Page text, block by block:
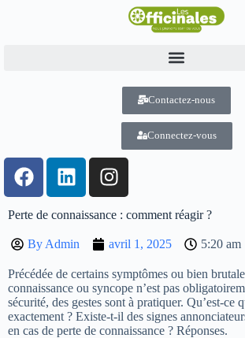
Contactez-nous
Connectez-vous
Perte de connaissance : comment réagir ?
ByAdmin avril 1, 2025 5:20 am
Précédée de certains symptômes ou bien
connaissance ou syncope n’est pas
sécurité, des gestes sont à pratiquer. Qu’est-ce
exactement ? Existe-t-il des signes
en cas de perte de connaissance ? Réponses.